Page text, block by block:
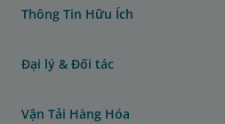
Thông Tin Hữu Ích
Đại lý & Đối tác
Vận Tải Hàng Hóa